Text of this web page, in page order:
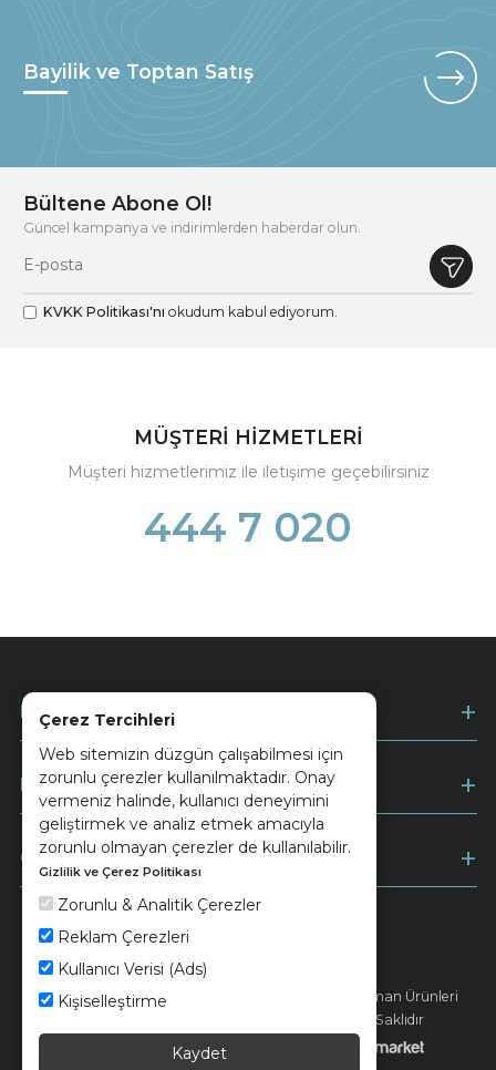
Çerez Tercihleri
Web sitemizin düzgün çalışabilmesi için
zorunlu çerezler kullanılmaktadır. Onay
vermeniz halinde, kullanıcı deneyimini
geliştirmek ve analiz etmek amacıyla
zorunlu olmayan çerezler de kullanılabilir.
Gizlilik ve Çerez Politikası
Zorunlu & Analitik Çerezler
Reklam Çerezleri
Kullanıcı Verisi (Ads)
Kişiselleştirme
Kaydet
Bayilik ve Toptan Satış
Bültene Abone Ol!
Güncel kampanya ve indirimlerden haberdar olun.
KVKK Politikası'nı okudum kabul ediyorum.
MÜŞTERİ HİZMETLERİ
Müşteri hizmetlerimiz ile iletişime geçebilirsiniz
444 7 020
Kurumsal
Müşteri Hizmetleri
Ödeme
Keramika Kvkk ve Çerez Politikası
© 2026 Ünsa Madencilik Turizm Enerji Seramik Orman Ürünleri
Elektrik Üretim San. ve Tic. A.Ş. - Tüm Hakları Saklıdır